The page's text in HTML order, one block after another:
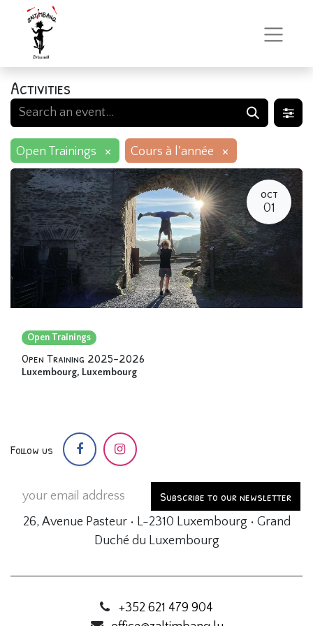
Activities
Open Trainings × Cours à l'année ×
OCT
01
Open Trainings
Open Training 2025-2026
Luxembourg, Luxembourg
Follow us
Subscribe to our newsletter
26, Avenue Pasteur • L-2310 Luxembourg • Grand
Duché du Luxembourg
+352 621 479 904